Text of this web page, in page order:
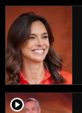
player2